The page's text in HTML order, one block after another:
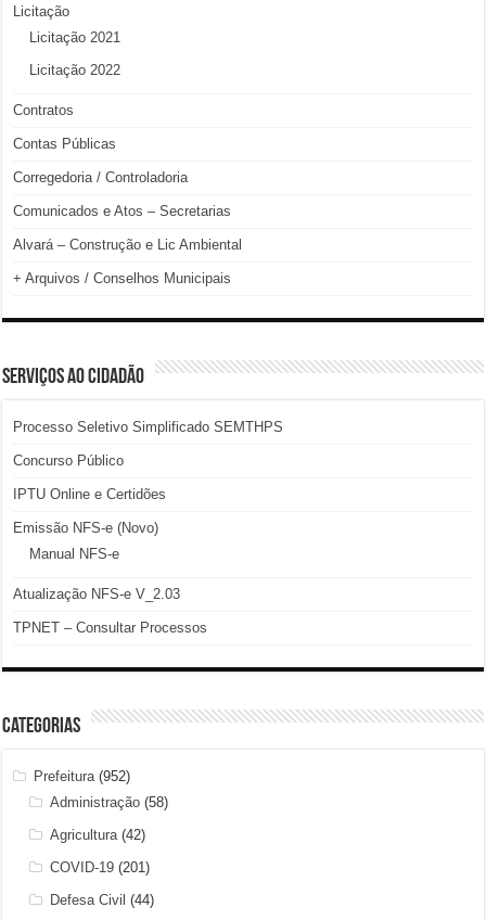
Licitação
Licitação 2021
Licitação 2022
Contratos
Contas Públicas
Corregedoria / Controladoria
Comunicados e Atos – Secretarias
Alvará – Construção e Lic Ambiental
+ Arquivos / Conselhos Municipais
SERVIÇOS AO CIDADÃO
Processo Seletivo Simplificado SEMTHPS
Concurso Público
IPTU Online e Certidões
Emissão NFS-e (Novo)
Manual NFS-e
Atualização NFS-e V_2.03
TPNET – Consultar Processos
Categorias
Prefeitura (952)
Administração (58)
Agricultura (42)
COVID-19 (201)
Defesa Civil (44)